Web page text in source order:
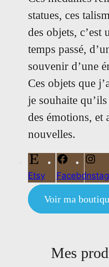
statues, ces
des objets, c’est
temps passé,
souvenir d’une
Ces objets que
je souhaite
des émotions, et
nouvelles.
Etsy Facebook
Voir ma
Mes